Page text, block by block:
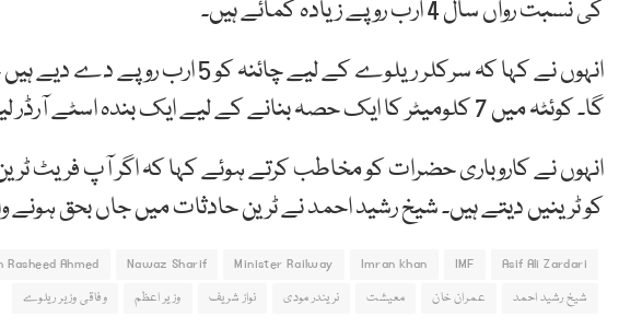
کی نسبت رواں سال 4 ارب روپے زیادہ کمائے ہیں۔
انہوں نے کہا کہ سرکلر ریلوے کے لیے
گا۔ کوئٹہ میں 7 کلومیٹر کا ایک حصہ بنانے کے لیے ایک بندہ اسٹے آرڈر لیکر بیٹھا ہے
انہوں نے کاروباری حضرات کو مخاطب کرتے ہوئے کہا کہ اگر آپ فریٹ
کو ٹرینیں دیتے ہیں۔ شیخ رشید احمد نے ٹرین حادثات میں جاں بحق ہونے
Asif Ali Zardari
IMF
Imran khan
Minister Railway
Nawaz Sharif
Rasheed Ahmed
شیخ رشید احمد
عمران خان معیشت نریندر مودی نواز شریف وزیر اعظم وفاقی وزیر ریلوے